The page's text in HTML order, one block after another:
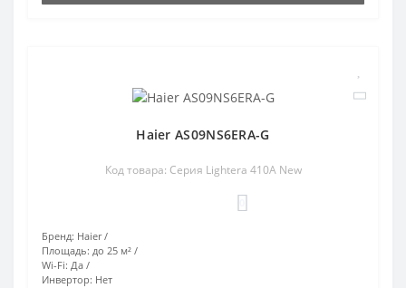
Haier AS09NS6ERA-G
Код товара: Серия Lightera 410A New
Бренд: Haier
Площадь: до 25 м²
Wi-Fi: Да
Инвертор: Нет